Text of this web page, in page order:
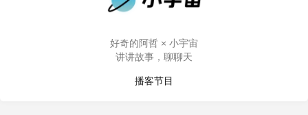
好奇的阿哲 × 小宇宙
讲讲故事，聊聊天
播客节目